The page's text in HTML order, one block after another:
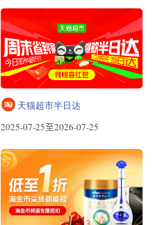
天猫超市半日达
2025-07-25至2026-07-25